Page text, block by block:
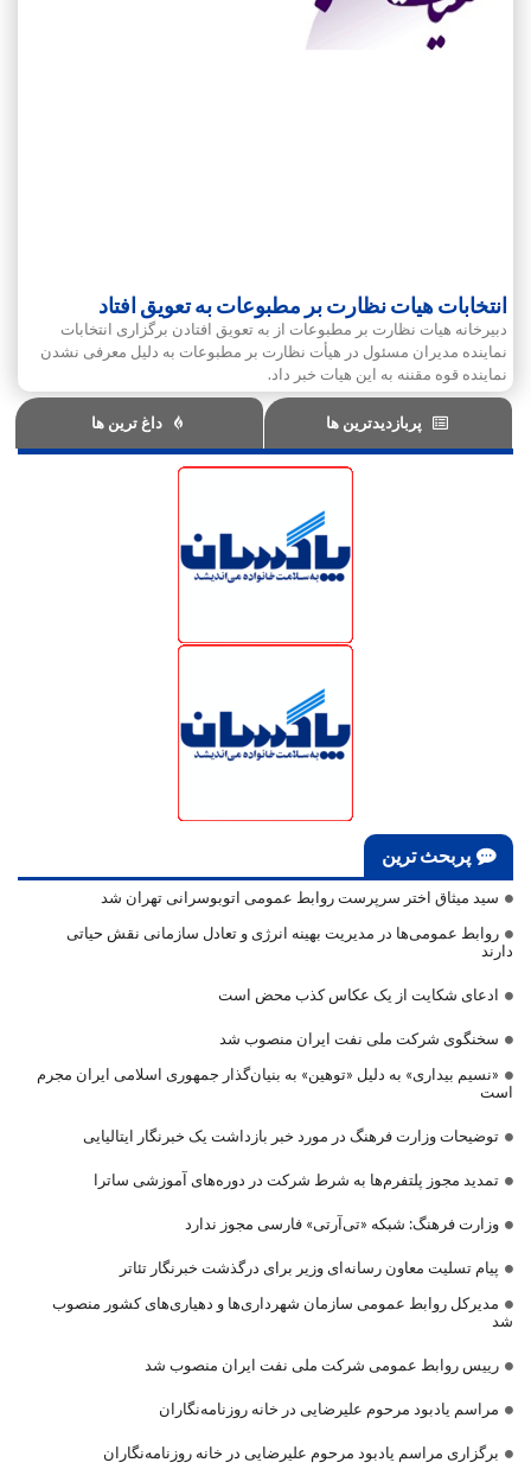
انتخابات هیات نظارت بر مطبوعات به تعویق افتاد
دبیرخانه هیات نظارت بر مطبوعات از به تعویق افتادن برگزاری انتخابات
نماینده مدیران مسئول در هیأت نظارت بر مطبوعات به دلیل معرفی نشدن
نماینده قوه مقننه به این هیات خبر داد.
پربازدیدترین ها داغ ترین ها
پربحث ترین
سید میثاق اختر سرپرست روابط عمومی اتوبوسرانی تهران شد
روابط عمومی‌ها در مدیریت بهینه انرژی و تعادل سازمانی نقش حیاتی
دارند
ادعای شکایت از یک عکاس کذب محض است
سخنگوی شرکت ملی نفت ایران منصوب شد
«نسیم بیداری» به دلیل «توهین» به بنیان‌گذار جمهوری اسلامی ایران مجرم
است
توضیحات وزارت فرهنگ در مورد خبر بازداشت یک خبرنگار ایتالیایی
تمدید مجوز پلتفرم‌ها به شرط شرکت در دوره‌های آموزشی ساترا
وزارت فرهنگ: شبکه «تی‌آرتی» فارسی مجوز ندارد
پیام تسلیت معاون رسانه‌ای وزیر برای درگذشت خبرنگار تئاتر
مدیرکل روابط عمومی سازمان شهرداری‌ها و دهیاری‌های کشور منصوب
شد
رییس روابط عمومی شرکت ملی نفت ایران منصوب شد
مراسم یادبود مرحوم علیرضایی در خانه روزنامه‌نگاران
برگزاری مراسم یادبود مرحوم علیرضایی در خانه روزنامه‌نگاران